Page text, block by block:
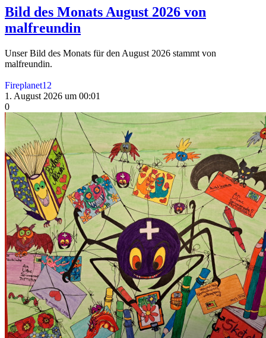
Bild des Monats August 2026 von
malfreundin
Unser Bild des Monats für den August 2026 stammt von
malfreundin.
Fireplanet12
1. August 2026 um 00:01
0